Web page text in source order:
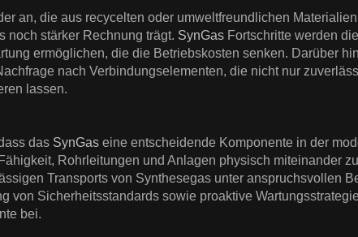
an, die aus recycelten oder umweltfreundlichen
noch stärker Rechnung trägt. SynGas Fortschritte werden
ermöglichen, die die Betriebskosten senken. Darüber
nach Verbindungselementen, die nicht nur
lassen.
das SynGas eine entscheidende Komponente in der
Rohrleitungen und Anlagen physisch miteinander
Transports von Synthesegas unter anspruchsvollen
von Sicherheitsstandards sowie proaktive
bei.